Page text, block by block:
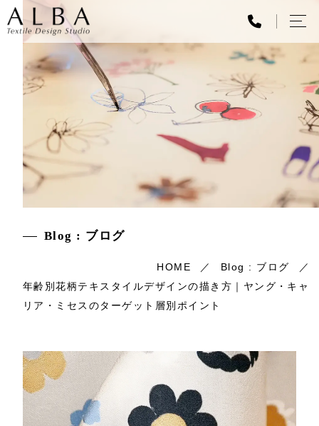
Blog : ブログ
HOME
Blog : ブログ
年齢別花柄テキスタイルデザインの描き方｜ヤング・キャ
リア・ミセスのターゲット層別ポイント